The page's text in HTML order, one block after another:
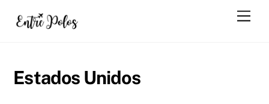
Estados Unidos